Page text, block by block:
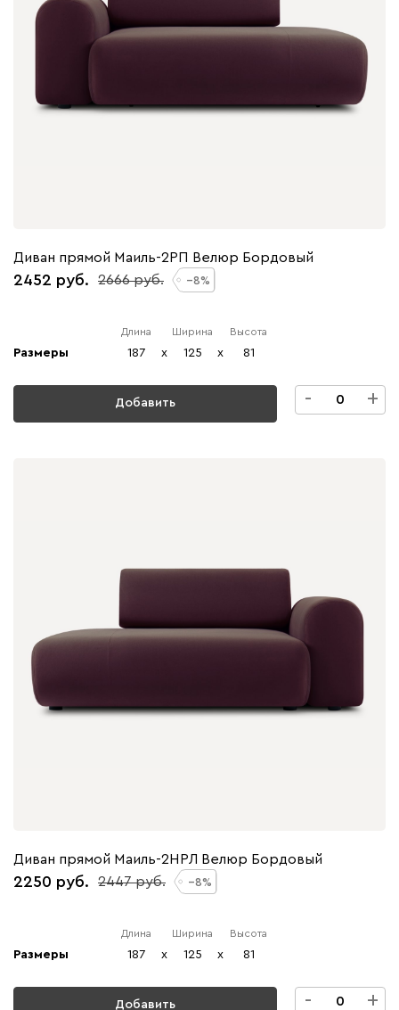
Диван прямой Маиль-2РП Велюр Бордовый
2452 2666 8
Размеры
Длина
187 x
Ширина
125 x
Высота
81
Добавить - +
Диван прямой Маиль-2НРЛ Велюр Бордовый
2250 2447 8
Размеры
Длина
187 x
Ширина
125 x
Высота
81
Добавить - +